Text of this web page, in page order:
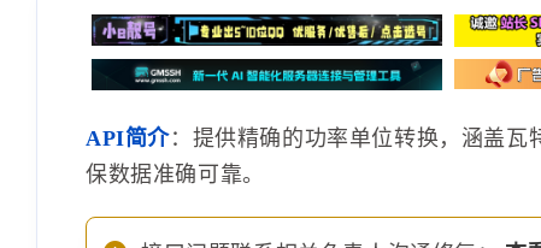
API简介：提供精确的功率单位转换，涵盖
保数据准确可靠。